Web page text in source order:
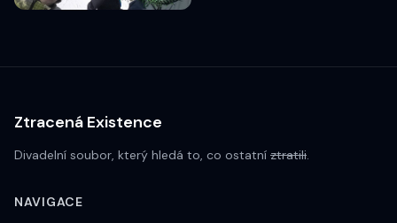
Ztracená Existence
Divadelní soubor, který hledá to, co ostatní ztratili.
NAVIGACE